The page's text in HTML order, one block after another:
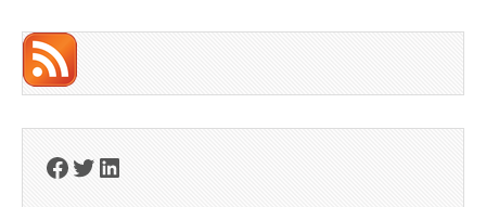
Facebook
Twitter
LinkedIn